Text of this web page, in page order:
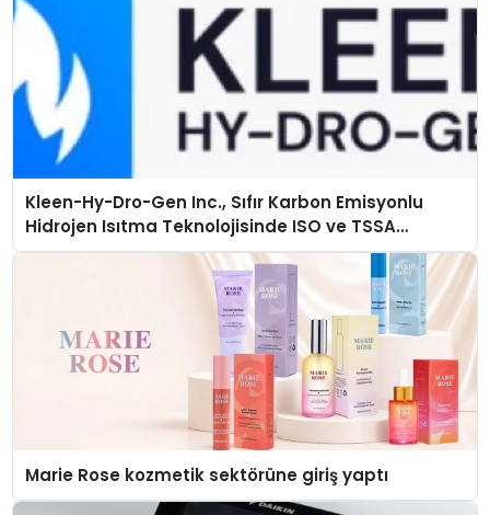
Kleen-Hy-Dro-Gen Inc., Sıfır Karbon Emisyonlu
Hidrojen Isıtma Teknolojisinde ISO ve TSSA
Düzenleyici Onaylarını Aldı
Marie Rose kozmetik sektörüne giriş yaptı